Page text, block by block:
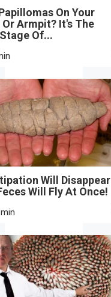
On Your
Armpit? It's The
Of...
Will Disappear
Will Fly At Once!